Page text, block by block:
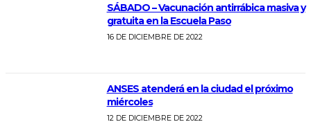
SÁBADO – Vacunación antirrábica masiva y
gratuita en la Escuela Paso
16 DE DICIEMBRE DE 2022
ANSES atenderá en la ciudad el próximo
miércoles
12 DE DICIEMBRE DE 2022